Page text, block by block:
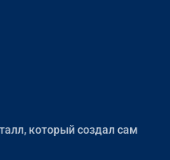
который создал сам